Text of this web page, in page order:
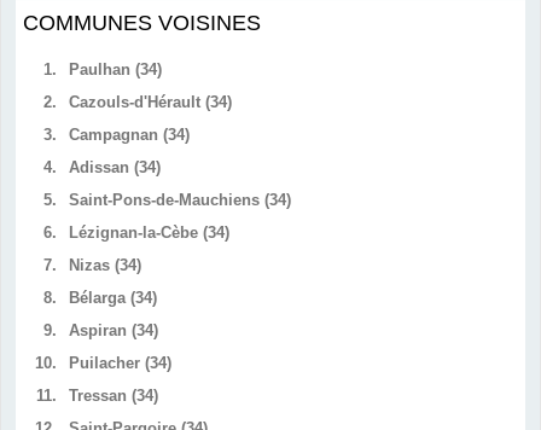
COMMUNES VOISINES
1.
Paulhan (34)
2.
Cazouls-d'Hérault (34)
3.
Campagnan (34)
4.
Adissan (34)
5.
Saint-Pons-de-Mauchiens (34)
6.
Lézignan-la-Cèbe (34)
7.
Nizas (34)
8.
Bélarga (34)
9.
Aspiran (34)
10.
Puilacher (34)
11.
Tressan (34)